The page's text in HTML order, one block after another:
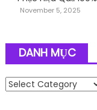
November 5, 2025
DANH MỤC
Danh mục